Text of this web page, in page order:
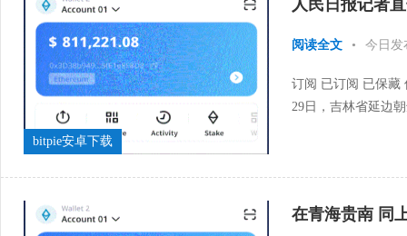
bitpie安卓下载
人民日报记者
阅读全文 • 今日发
订阅 已订阅 已保藏
29日，吉林省延边
在青海贵南 同